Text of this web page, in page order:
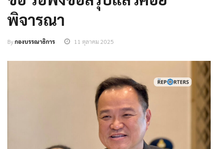
พิจารณา
Byกองบรรณาธิการ 11 ตุลาคม 2025